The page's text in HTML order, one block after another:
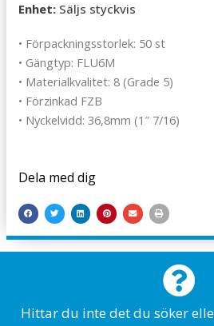
Enhet: Säljs styckvis
• Förpackningsstorlek: 50 st
• Gängtyp: FLU6M
• Materialkvalitet: 8 (Grade 5)
• Förzinkad FZB
• Nyckelvidd: 36,8mm (1″ 7/16)
Dela med dig
Hittar du inte det du söker